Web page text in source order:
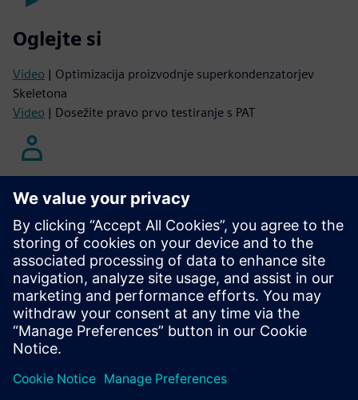
Oglejte si
Video | Optimizacija proizvodnje superkondenzatorjev
Skeletona
Video | Dosežite pravo prvo testiranje s PAT
Podcast| Preusposobljanje in prilagajanje — Iskanje uspeha
sredi spreminjajoče se delovne sile
Podcast| Razumevanje konvergence IT/OT - koristi, izzivi in
vpogledi v resničnem svetu
Podcast| Trajnostna energija in učinkovitost virov
Preberi